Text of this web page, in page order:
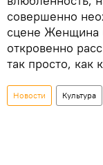
совершенно
сцене Женщина
откровенно
так просто, как
Новости Культура